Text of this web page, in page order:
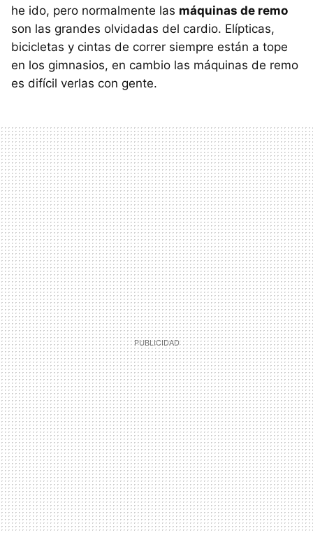
he ido, pero normalmente las máquinas de remo
son las grandes olvidadas del cardio. Elípticas,
bicicletas y cintas de correr siempre están a tope
en los gimnasios, en cambio las máquinas de remo
es difícil verlas con gente.